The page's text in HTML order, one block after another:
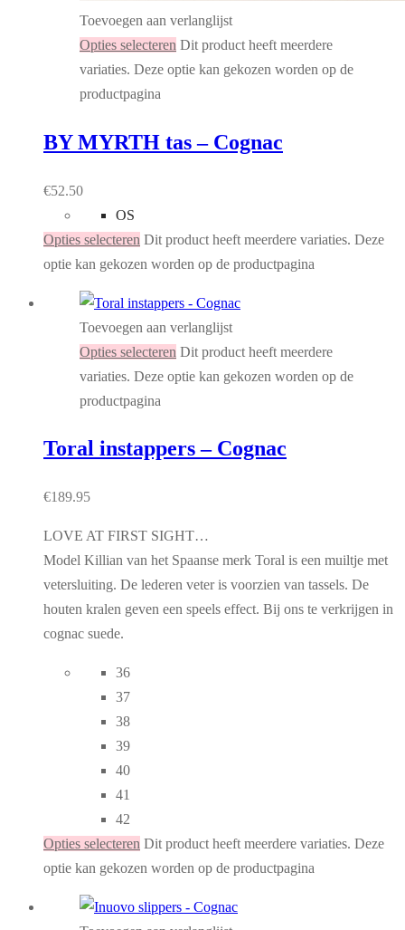
Toevoegen aan verlanglijst
Opties selecteren Dit product heeft meerdere
variaties. Deze optie kan gekozen worden op de
productpagina
BY MYRTH tas – Cognac
€52.50
OS
Opties selecteren Dit product heeft meerdere variaties. Deze
optie kan gekozen worden op de productpagina
Toevoegen aan verlanglijst
Opties selecteren Dit product heeft meerdere
variaties. Deze optie kan gekozen worden op de
productpagina
Toral instappers – Cognac
€189.95
LOVE AT FIRST SIGHT…
Model Killian van het Spaanse merk Toral is een muiltje met
vetersluiting. De lederen veter is voorzien van tassels. De
houten kralen geven een speels effect. Bij ons te verkrijgen in
cognac suede.
36
37
38
39
40
41
42
Opties selecteren Dit product heeft meerdere variaties. Deze
optie kan gekozen worden op de productpagina